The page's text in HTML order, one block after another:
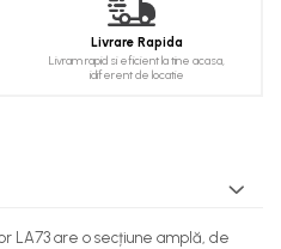
Livrare Rapida
Livram rapid si eficient la tine acasa,
idiferent de locatie
LA73 are o secțiune amplă, de